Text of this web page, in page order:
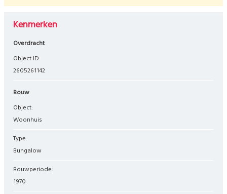
Kenmerken
Overdracht
Object ID:
2605261142
Bouw
Object:
woonhuis
Type:
bungalow
Bouwperiode:
1970